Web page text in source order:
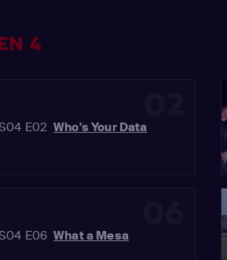
4
E02 Who's Your Data
E06 What a Mesa